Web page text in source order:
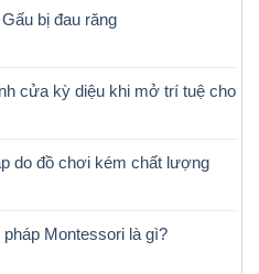
bị đau răng
cửa kỳ diệu khi mở trí tuệ cho
do đồ chơi kém chất lượng
Montessori là gì?